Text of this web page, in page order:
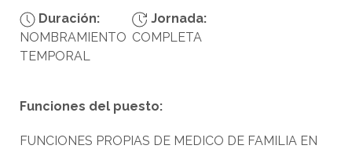
Duración:
NOMBRAMIENTO
TEMPORAL
Jornada:
COMPLETA
Funciones del puesto:
FUNCIONES PROPIAS DE MEDICO DE FAMILIA EN